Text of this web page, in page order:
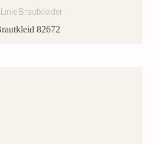
Brautkleider
82672